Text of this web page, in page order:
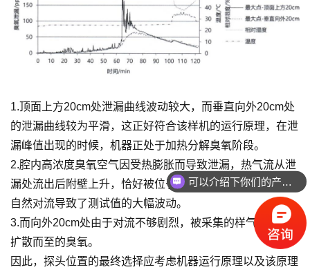
1.顶面上方20cm处泄漏曲线波动较大，而垂直向外20cm处
的泄漏曲线较为平滑，这正好符合该样机的运行原理，在泄
漏峰值出现的时候，机器正处于加热分解臭氧阶段。
2.腔内高浓度臭氧空气因受热膨胀而导致泄漏，热气流从泄
漏处流出后附壁上升，恰好被位于上方的探头吸收，剧烈的
自然对流导致了测试值的大幅波动。
3.而向外20cm处由于对流不够剧烈，被采集的样气主要为
扩散而至的臭氧。
因此，探头位置的最终选择应考虑机器运行原理以及该原理